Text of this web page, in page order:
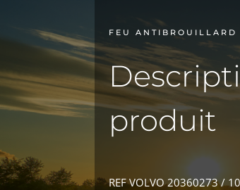
FEU
produit
REF VOLVO 20360273 /